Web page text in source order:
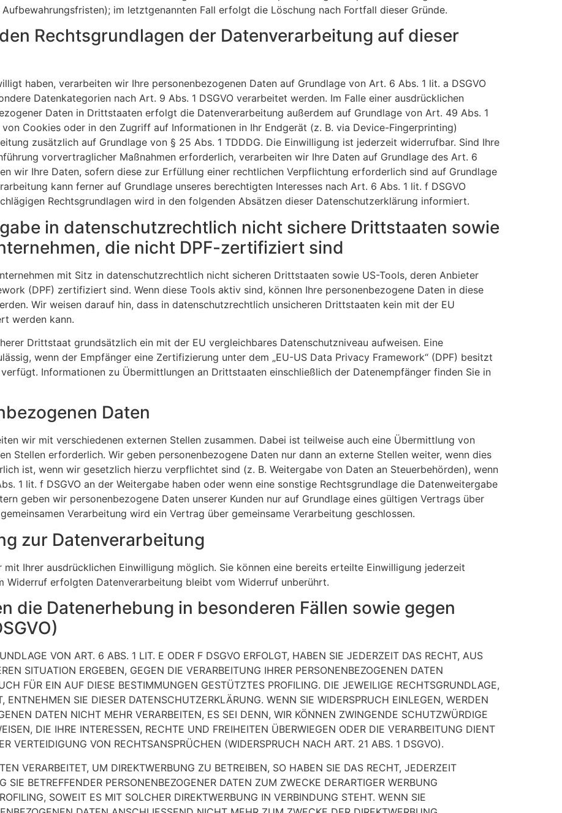
im letztgenannten Fall erfolgt die Löschung nach Fortfall dieser Gründe.
Rechtsgrundlagen der Datenverarbeitung auf dieser
haben, verarbeiten wir Ihre personenbezogenen Daten auf Grundlage von Art. 6 Abs. 1 lit. a DSGVO
Datenkategorien nach Art. 9 Abs. 1 DSGVO verarbeitet werden. Im Falle einer ausdrücklichen
Daten in Drittstaaten erfolgt die Datenverarbeitung außerdem auf Grundlage von Art. 49 Abs. 1
von Cookies oder in den Zugriff auf Informationen in Ihr Endgerät (z. B. via Device-Fingerprinting)
zusätzlich auf Grundlage von § 25 Abs. 1 TDDDG. Die Einwilligung ist jederzeit widerrufbar. Sind Ihre
vorvertraglicher Maßnahmen erforderlich, verarbeiten wir Ihre Daten auf Grundlage des Art. 6
wir Ihre Daten, sofern diese zur Erfüllung einer rechtlichen Verpflichtung erforderlich sind auf Grundlage
kann ferner auf Grundlage unseres berechtigten Interesses nach Art. 6 Abs. 1 lit. f DSGVO
Rechtsgrundlagen wird in den folgenden Absätzen dieser Datenschutzerklärung informiert.
in datenschutzrechtlich nicht sichere Drittstaaten sowie
die nicht DPF-zertifiziert sind
mit Sitz in datenschutzrechtlich nicht sicheren Drittstaaten sowie US-Tools, deren Anbieter
(DPF) zertifiziert sind. Wenn diese Tools aktiv sind, können Ihre personenbezogene Daten in diese
Wir weisen darauf hin, dass in datenschutzrechtlich unsicheren Drittstaaten kein mit der EU
werden kann.
Drittstaat grundsätzlich ein mit der EU vergleichbares Datenschutzniveau aufweisen. Eine
wenn der Empfänger eine Zertifizierung unter dem „EU-US Data Privacy Framework“ (DPF) besitzt
Informationen zu Übermittlungen an Drittstaaten einschließlich der Datenempfänger finden Sie in
Daten
wir mit verschiedenen externen Stellen zusammen. Dabei ist teilweise auch eine Übermittlung von
Stellen erforderlich. Wir geben personenbezogene Daten nur dann an externe Stellen weiter, wenn dies
ist, wenn wir gesetzlich hierzu verpflichtet sind (z. B. Weitergabe von Daten an Steuerbehörden), wenn
1 lit. f DSGVO an der Weitergabe haben oder wenn eine sonstige Rechtsgrundlage die Datenweitergabe
geben wir personenbezogene Daten unserer Kunden nur auf Grundlage eines gültigen Vertrags über
Verarbeitung wird ein Vertrag über gemeinsame Verarbeitung geschlossen.
zur Datenverarbeitung
Ihrer ausdrücklichen Einwilligung möglich. Sie können eine bereits erteilte Einwilligung jederzeit
Widerruf erfolgten Datenverarbeitung bleibt vom Widerruf unberührt.
die Datenerhebung in besonderen Fällen sowie gegen
VON ART. 6 ABS. 1 LIT. E ODER F DSGVO ERFOLGT, HABEN SIE JEDERZEIT DAS RECHT, AUS
SITUATION ERGEBEN, GEGEN DIE VERARBEITUNG IHRER PERSONENBEZOGENEN DATEN
FÜR EIN AUF DIESE BESTIMMUNGEN GESTÜTZTES PROFILING. DIE JEWEILIGE RECHTSGRUNDLAGE,
ENTNEHMEN SIE DIESER DATENSCHUTZERKLÄRUNG. WENN SIE WIDERSPRUCH EINLEGEN, WERDEN
DATEN NICHT MEHR VERARBEITEN, ES SEI DENN, WIR KÖNNEN ZWINGENDE SCHUTZWÜRDIGE
DIE IHRE INTERESSEN, RECHTE UND FREIHEITEN ÜBERWIEGEN ODER DIE VERARBEITUNG DIENT
VERTEIDIGUNG VON RECHTSANSPRÜCHEN (WIDERSPRUCH NACH ART. 21 ABS. 1 DSGVO).
VERARBEITET, UM DIREKTWERBUNG ZU BETREIBEN, SO HABEN SIE DAS RECHT, JEDERZEIT
SIE BETREFFENDER PERSONENBEZOGENER DATEN ZUM ZWECKE DERARTIGER WERBUNG
SOWEIT ES MIT SOLCHER DIREKTWERBUNG IN VERBINDUNG STEHT. WENN SIE